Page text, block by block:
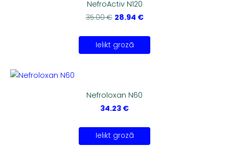
NefroActiv N120
35.00 € 28.94 €
Ielikt grozā
Nefroloxan N60
34.23 €
Ielikt grozā